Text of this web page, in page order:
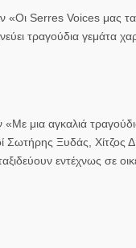
Serres Voices μας
τραγούδια γεμάτα
μια αγκαλιά
Σωτήρης Ξυδάς,
εντέχνως σε